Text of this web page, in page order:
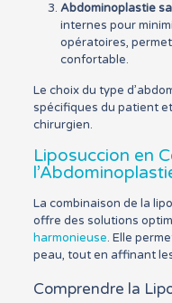
Abdominoplastie
internes pour
opératoires,
confortable.
Le choix du type
spécifiques du patient
chirurgien.
Liposuccion en
La combinaison de la
offre des solutions
harmonieuse. Elle
peau, tout en affinant
Comprendre la